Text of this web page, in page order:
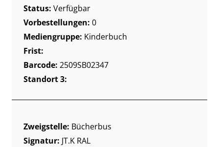
Status: Verfügbar
Vorbestellungen: 0
Mediengruppe: Kinderbuch
Frist:
Barcode: 2509SB02347
Standort 3:
Zweigstelle: Bücherbus
Signatur: JT.K RAL